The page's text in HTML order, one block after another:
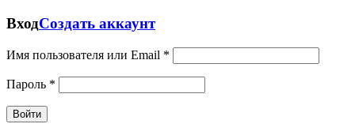
ВходСоздать аккаунт
Имя пользователя или Email *
Пароль *
Войти